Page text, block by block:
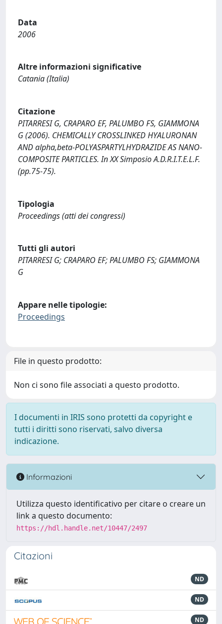
Data
2006
Altre informazioni significative
Catania (Italia)
Citazione
PITARRESI G, CRAPARO EF, PALUMBO FS, GIAMMONA
G (2006). CHEMICALLY CROSSLINKED HYALURONAN
AND alpha,beta-POLYASPARTYLHYDRAZIDE AS NANO-
COMPOSITE PARTICLES. In XX Simposio A.D.R.I.T.E.L.F.
(pp.75-75).
Tipologia
Proceedings (atti dei congressi)
Tutti gli autori
PITARRESI G; CRAPARO EF; PALUMBO FS; GIAMMONA
G
Appare nelle tipologie:
Proceedings
File in questo prodotto:
Non ci sono file associati a questo prodotto.
I documenti in IRIS sono protetti da copyright e
tutti i diritti sono riservati, salvo diversa
indicazione.
Informazioni
Utilizza questo identificativo per citare o creare un
link a questo documento:
https://hdl.handle.net/10447/2497
Citazioni
ND
ND
ND